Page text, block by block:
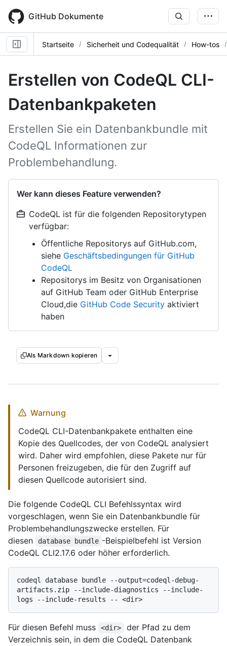
main
content
GitHub Dokumente
Startseite Sicherheit und Codequalität How-tos
Erstellen von CodeQL CLI-
Datenbankpaketen
Erstellen Sie ein Datenbankbundle mit
CodeQL Informationen zur
Problembehandlung.
Wer kann dieses Feature verwenden?
CodeQL ist für die folgenden Repositorytypen
verfügbar:
Öffentliche Repositorys auf GitHub.com,
siehe Geschäftsbedingungen für GitHub
CodeQL
Repositorys im Besitz von Organisationen
auf GitHub Team oder GitHub Enterprise
Cloud,die GitHub Code Security aktiviert
haben
Als Markdown kopieren
Warnung
CodeQL CLI-Datenbankpakete enthalten eine
Kopie des Quellcodes, der von CodeQL analysiert
wird. Daher wird empfohlen, diese Pakete nur für
Personen freizugeben, die für den Zugriff auf
diesen Quellcode autorisiert sind.
Die folgende CodeQL CLI Befehlssyntax wird
vorgeschlagen, wenn Sie ein Datenbankbundle für
Problembehandlungszwecke erstellen. Für
diesen
database bundle -Beispielbefehl ist Version
CodeQL CLI2.17.6 oder höher erforderlich.
codeql database bundle --output=codeql-debug-
artifacts.zip --include-diagnostics --include-
Für diesen Befehl muss <dir>
der Pfad zu dem
Verzeichnis sein, in dem die CodeQL Datenbank